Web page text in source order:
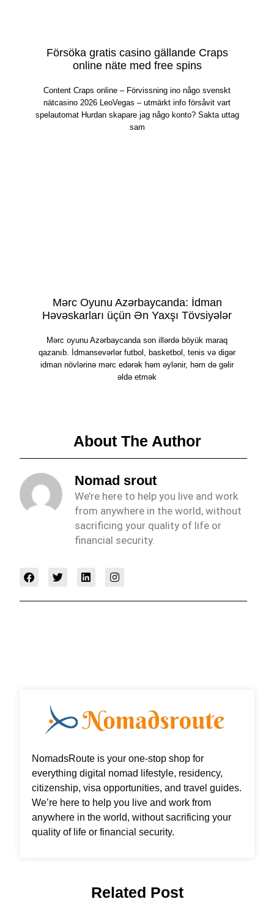
Försöka gratis casino gällande Craps
online näte med free spins
Content Craps online – Förvissning ino någo svenskt
nätcasino 2026 LeoVegas – utmärkt info försåvit vart
spelautomat Hurdan skapare jag någo konto? Sakta uttag
sam
Mərc Oyunu Azərbaycanda: İdman
Həvəskarları üçün Ən Yaxşı Tövsiyələr
Mərc oyunu Azərbaycanda son illərdə böyük maraq
qazanıb. İdmansevərlər futbol, basketbol, tenis və digər
idman növlərinə mərc edərək həm əylənir, həm də gəlir
əldə etmək
About The Author
Nomad srout
We’re here to help you live and work
from anywhere in the world, without
sacrificing your quality of life or
financial security.
F
a
e
T
w
t
L
i
k
I
n
t
NomadsRoute is your one-stop shop for
everything digital nomad lifestyle, residency,
citizenship, visa opportunities, and travel guides.
We’re here to help you live and work from
anywhere in the world, without sacrificing your
quality of life or financial security.
Related Post